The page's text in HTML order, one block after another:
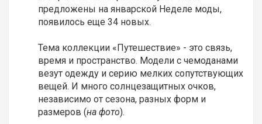
предложены на январской Неделе моды,
появилось еще 34 новых.
Тема коллекции «Путешествие» - это связь,
время и пространство. Модели с чемоданами
везут одежду и серию мелких сопутствующих
вещей. И много солнцезащитных очков,
независимо от сезона, разных форм и
размеров (на фото).